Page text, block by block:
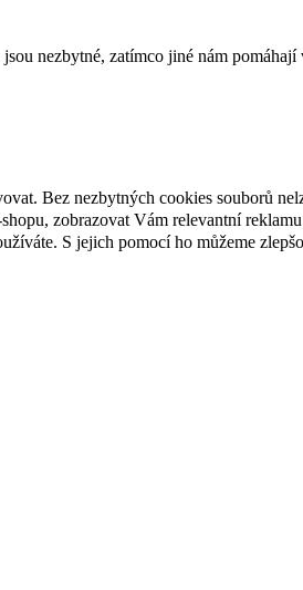
nezbytné, zatímco jiné nám
Bez nezbytných cookies souborů
zobrazovat Vám relevantní
S jejich pomocí ho můžeme